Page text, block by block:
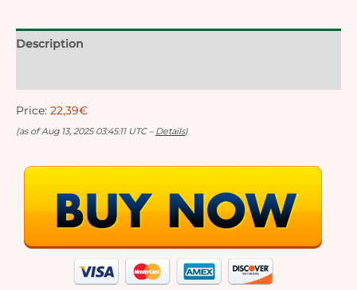
Description
Price: 22,39€
(as of Aug 13, 2025 03:45:11 UTC – Details)